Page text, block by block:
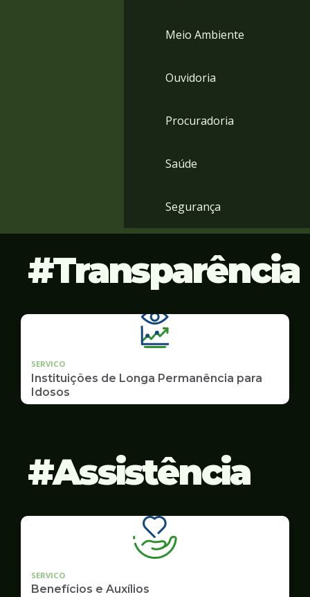
Meio Ambiente
Ouvidoria
Procuradoria
Saúde
Segurança
Transparência
SERVICO
Instituições de Longa Permanência para
Idosos
Assistência
SERVICO
Benefícios e Auxílios